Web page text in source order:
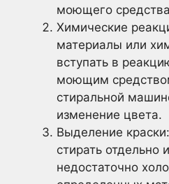
моющего
Химические
материалы или
вступать в
моющим
стиральной
изменение цвета.
Выделение
стирать отдельно
недостаточно